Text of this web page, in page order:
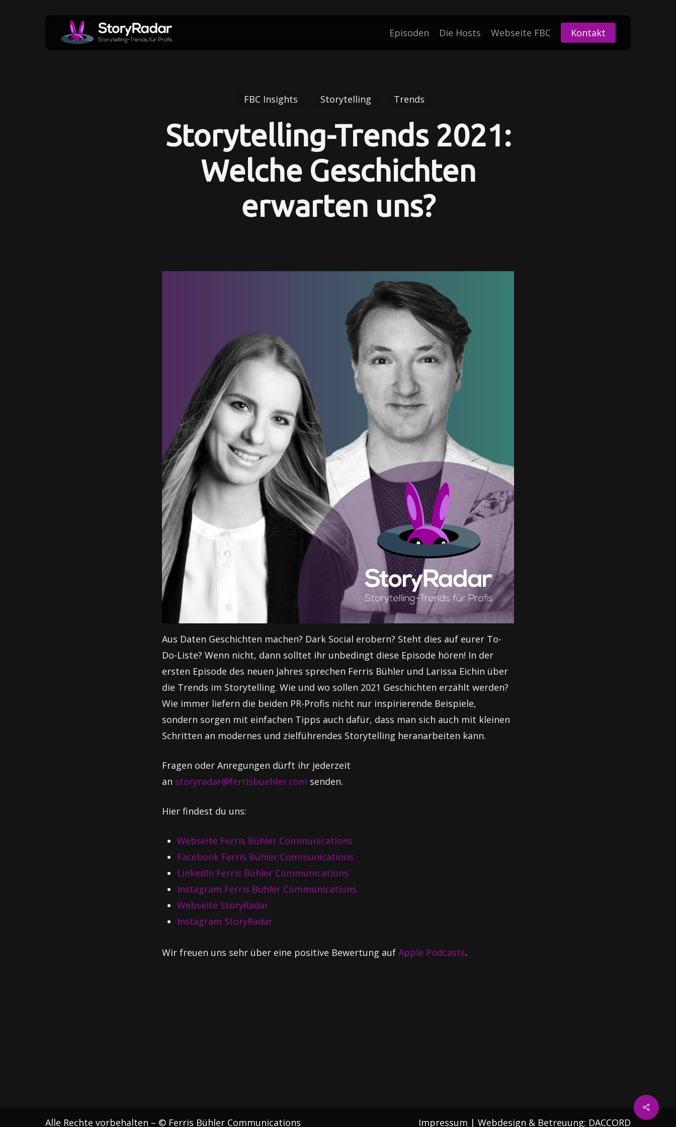
Episoden Die Hosts Webseite FBC Kontakt
FBC Insights Storytelling Trends
Storytelling-Trends 2021:
Welche Geschichten
erwarten uns?
Aus Daten Geschichten machen? Dark Social erobern? Steht dies auf eurer To-
Do-Liste? Wenn nicht, dann solltet ihr unbedingt diese Episode hören! In der
ersten Episode des neuen Jahres sprechen Ferris Bühler und Larissa Eichin über
die Trends im Storytelling. Wie und wo sollen 2021 Geschichten erzählt werden?
Wie immer liefern die beiden PR-Profis nicht nur inspirierende Beispiele,
sondern sorgen mit einfachen Tipps auch dafür, dass man sich auch mit kleinen
Schritten an modernes und zielführendes Storytelling heranarbeiten kann.
Fragen oder Anregungen dürft ihr jederzeit
an storyradar@ferrisbuehler.com senden.
Hier findest du uns:
Webseite Ferris Bühler Communications
Facebook Ferris Bühler Communications
LinkedIn Ferris Bühler Communications
Instagram Ferris Bühler Communications
Webseite StoryRadar
Instagram StoryRadar
Wir freuen uns sehr über eine positive Bewertung auf Apple Podcasts.
Alle Rechte vorbehalten – © Ferris Bühler Communications Impressum | Webdesign & Betreuung: DACCORD